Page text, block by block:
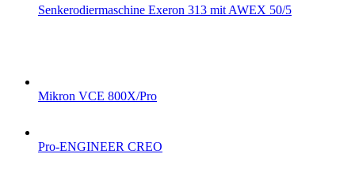
Senkerodiermaschine Exeron 313 mit AWEX 50/5
Mikron VCE 800X/Pro
Pro-ENGINEER CREO